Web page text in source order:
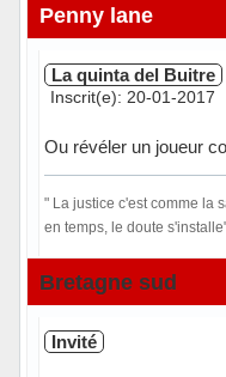
Penny lane
La quinta del Buitre
Inscrit(e): 20-01-2017
Ou révéler un joueur
" La justice c'est comme la
en temps, le doute
Hors ligne
Bretagne sud
Invité